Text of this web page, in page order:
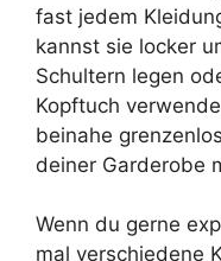
fast jedem
kannst sie locker
Schultern legen
Kopftuch
beinahe
deiner Garderobe
Wenn du gerne
mal verschiedene